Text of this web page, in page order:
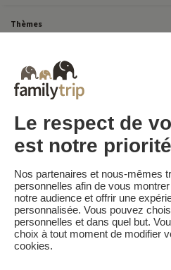
Thèmes
Court séjour de dernière minute
Court séjour Insolite
Destinations
Vacances au Ski en France
Familytrip
Qui sommes-nous?
CGV et Charte de
La Presse parle de nous
Partenaires
Paiement sécurisé
Le respect de
est notre priorité
Nos partenaires et nous-mêmes
personnelles afin de vous
notre audience et offrir une
personnalisée. Vous pouvez
personnelles et dans quel but.
choix à tout moment de modifier
cookies.